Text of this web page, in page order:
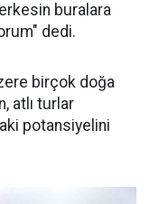
buralara
dedi.
birçok doğa
atlı turlar
potansiyelini